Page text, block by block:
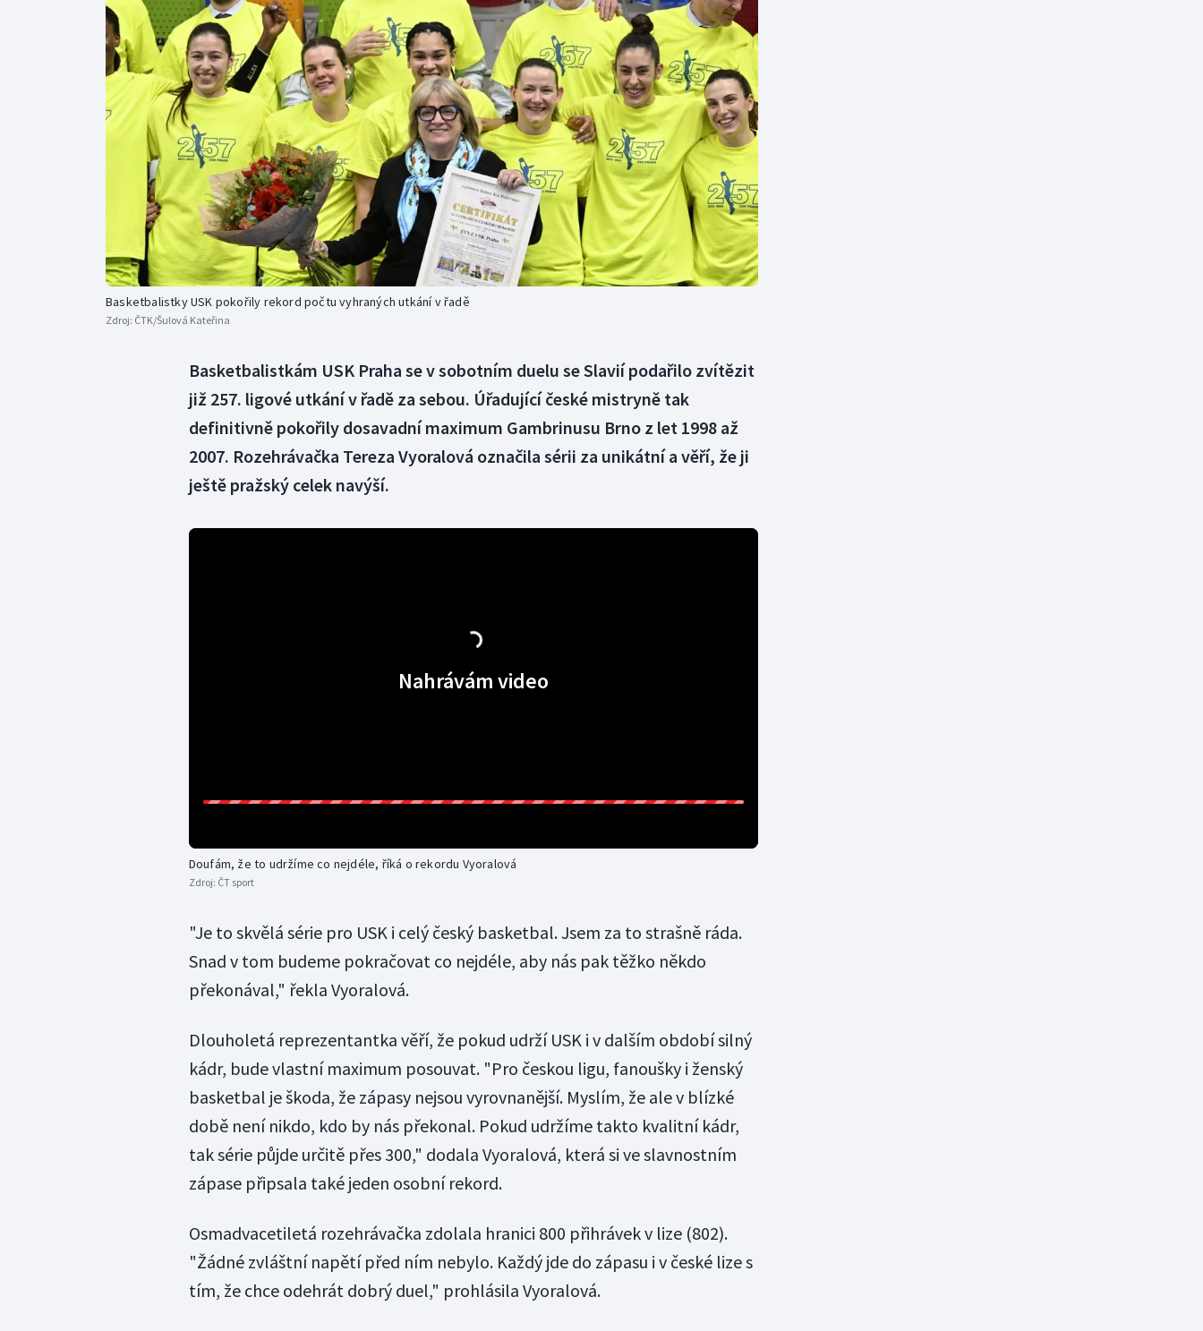
Curling
Dostihy
Florbal
Futsal
Golf
Gymnastika
Moderní pětiboj
Motorsport
Olympijské hry
Parasport
Plavání
Plážový volejbal
Triatlon
Veslování
Vodní slalom
Volejbal
Ostatní
Basketbalistky USK pokořily rekord počtu vyhraných utkání v řadě
Zdroj: ČTK/Šulová Kateřina
Basketbalistkám USK Praha se v sobotním duelu se Slavií podařilo zvítězit
již 257. ligové utkání v řadě za sebou. Úřadující české mistryně tak
definitivně pokořily dosavadní maximum Gambrinusu Brno z let 1998 až
2007. Rozehrávačka Tereza Vyoralová označila sérii za unikátní a věří, že ji
ještě pražský celek navýší.
Nahrávám video
Doufám, že to udržíme co nejdéle, říká o rekordu Vyoralová
Zdroj: ČT sport
"Je to skvělá série pro USK i celý český basketbal. Jsem za to strašně ráda.
Snad v tom budeme pokračovat co nejdéle, aby nás pak těžko někdo
překonával," řekla Vyoralová.
Dlouholetá reprezentantka věří, že pokud udrží USK i v dalším období silný
kádr, bude vlastní maximum posouvat. "Pro českou ligu, fanoušky i ženský
basketbal je škoda, že zápasy nejsou vyrovnanější. Myslím, že ale v blízké
době není nikdo, kdo by nás překonal. Pokud udržíme takto kvalitní kádr,
tak série půjde určitě přes 300," dodala Vyoralová, která si ve slavnostním
zápase připsala také jeden osobní rekord.
Osmadvacetiletá rozehrávačka zdolala hranici 800 přihrávek v lize (802).
"Žádné zvláštní napětí před ním nebylo. Každý jde do zápasu i v české lize s
tím, že chce odehrát dobrý duel," prohlásila Vyoralová.